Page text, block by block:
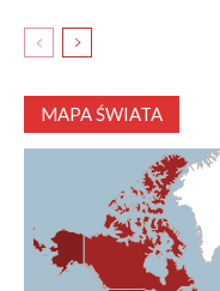
MAPA ŚWIATA